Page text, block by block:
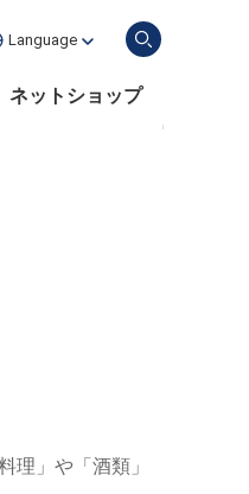
ネットショップ
Language
理」や「酒類」